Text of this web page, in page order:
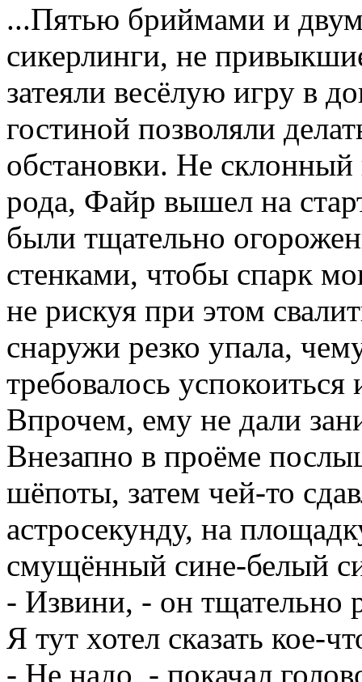
...Пятью бриймами и
сикерлинги, не
затеяли весёлую игру в
гостиной позволяли
обстановки. Не склонный
рода, Файр вышел на
были тщательно
стенками, чтобы спарк
не рискуя при этом
снаружи резко упала,
требовалось
Впрочем, ему не дали
Внезапно в проёме
шёпоты, затем чей-то
астросекунду, на
смущённый сине-белый
- Извини, - он тщательно
Я тут хотел сказать кое-
- Не надо, - покачал